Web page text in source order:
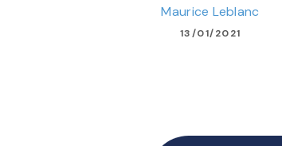
Maurice Leblanc
13/01/2021